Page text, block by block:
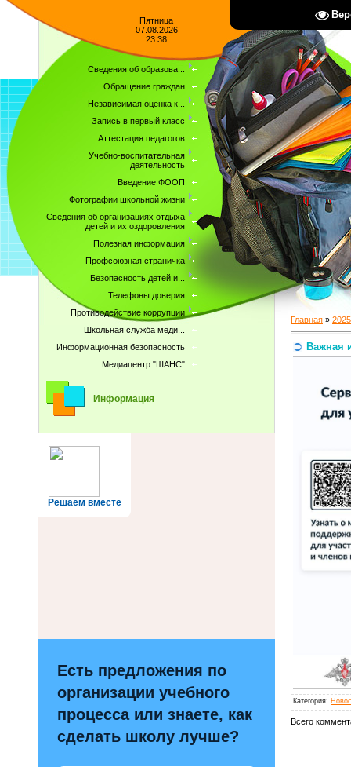
Пятница
07.08.2026
23:38
Сведения об образова...
Обращение граждан
Независимая оценка к...
Запись в первый класс
Аттестация педагогов
Учебно-воспитательная
деятельность
Введение ФООП
Фотографии школьной жизни
Сведения об организациях отдыха
детей и их оздоровления
Полезная информация
Профсоюзная страничка
Безопасность детей и...
Телефоны доверия
Противодействие коррупции
Школьная служба меди...
Информационная безопасность
Медиацентр "ШАНС"
Информация
Решаем вместе
Есть предложения по
организации учебного
процесса или знаете, как
сделать школу лучше?
Главная » 2025
Важная
Категория:
Всего